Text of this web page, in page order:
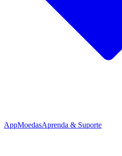
AppMoedasAprenda & Suporte